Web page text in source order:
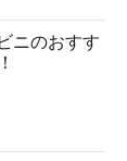
ニのおすす